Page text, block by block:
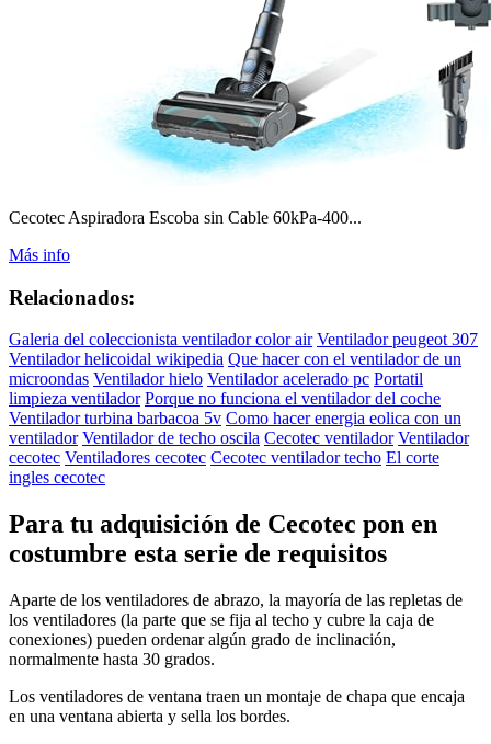
Cecotec Aspiradora Escoba sin Cable 60kPa-400...
Más info
Relacionados:
Galeria del coleccionista ventilador color air Ventilador peugeot 307
Ventilador helicoidal wikipedia Que hacer con el ventilador de un
microondas Ventilador hielo Ventilador acelerado pc Portatil
limpieza ventilador Porque no funciona el ventilador del coche
Ventilador turbina barbacoa 5v Como hacer energia eolica con un
ventilador Ventilador de techo oscila Cecotec ventilador Ventilador
cecotec Ventiladores cecotec Cecotec ventilador techo El corte
ingles cecotec
Para tu adquisición de Cecotec pon en
costumbre esta serie de requisitos
Aparte de los ventiladores de abrazo, la mayoría de las repletas de
los ventiladores (la parte que se fija al techo y cubre la caja de
conexiones) pueden ordenar algún grado de inclinación,
normalmente hasta 30 grados.
Los ventiladores de ventana traen un montaje de chapa que encaja
en una ventana abierta y sella los bordes.